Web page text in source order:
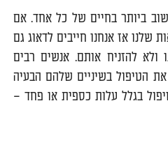
ביותר בחיים של כל אחד. אם
שלנו אז אנחנו חייבים לדאוג גם
ולא להזניח אותם. אנשים רבים
הטיפול בשיניים שלהם הבעיה
בגלל עלות כספית או פחד –